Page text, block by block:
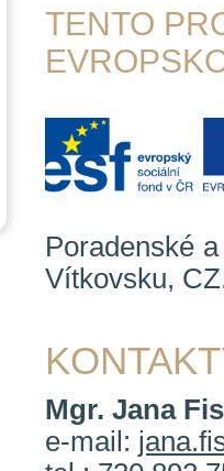
TENTO
Poradenské
Vítkovsku,
Mgr. Jana
e-mail: